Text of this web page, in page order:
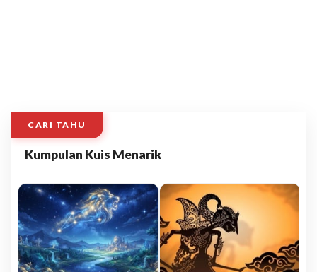
CARI TAHU
Kumpulan Kuis Menarik